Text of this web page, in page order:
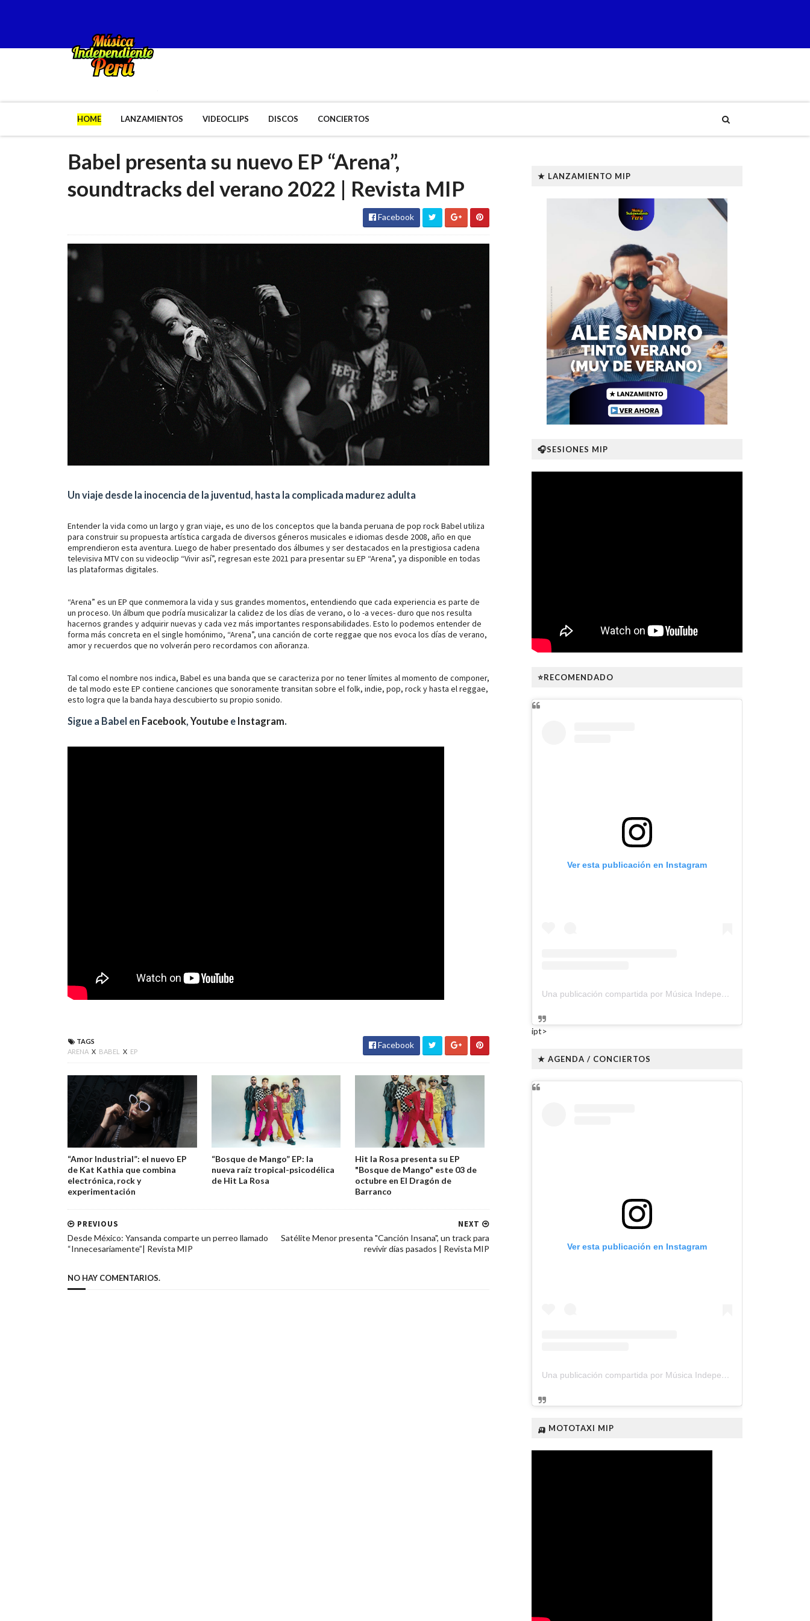
HOME LANZAMIENTOS VIDEOCLIPS DISCOS CONCIERTOS
Babel presenta su nuevo EP “Arena”,
soundtracks del verano 2022 | Revista MIP
Facebook
Un viaje desde la inocencia de la juventud, hasta la complicada madurez adulta
Entender la vida como un largo y gran viaje, es uno de los conceptos que la banda peruana de pop rock Babel utiliza
para construir su propuesta artística cargada de diversos géneros musicales e idiomas desde 2008, año en que
emprendieron esta aventura. Luego de haber presentado dos álbumes y ser destacados en la prestigiosa cadena
televisiva MTV con su videoclip “Vivir así”, regresan este 2021 para presentar su EP “Arena”, ya disponible en todas
las plataformas digitales.
“Arena” es un EP que conmemora la vida y sus grandes momentos, entendiendo que cada experiencia es parte de
un proceso. Un álbum que podría musicalizar la calidez de los días de verano, o lo -a veces- duro que nos resulta
hacernos grandes y adquirir nuevas y cada vez más importantes responsabilidades. Esto lo podemos entender de
forma más concreta en el single homónimo, “Arena”, una canción de corte reggae que nos evoca los días de verano,
amor y recuerdos que no volverán pero recordamos con añoranza.
Tal como el nombre nos indica, Babel es una banda que se caracteriza por no tener límites al momento de componer,
de tal modo este EP contiene canciones que sonoramente transitan sobre el folk, indie, pop, rock y hasta el reggae,
esto logra que la banda haya descubierto su propio sonido.
Sigue a Babel en Facebook Youtube e Instagram.
TAGS
ARENA X BABEL X EP
Facebook
“Amor Industrial”: el nuevo EP
de Kat Kathia que combina
electrónica, rock y
experimentación
“Bosque de Mango” EP: la
nueva raíz tropical-psicodélica
de Hit La Rosa
Hit la Rosa presenta su EP
"Bosque de Mango" este 03 de
octubre en El Dragón de
Barranco
NEXT
Satélite Menor presenta "Canción Insana", un track para
revivir días pasados | Revista MIP
PREVIOUS
Desde México: Yansanda comparte un perreo llamado
“Innecesariamente”| Revista MIP
NO HAY COMENTARIOS.
★ LANZAMIENTO MIP
🎧SESIONES MIP
⭐RECOMENDADO
Ver esta publicación en Instagram
Una publicación compartida por Música Independiente Perú 🇵🇪 (@musica.independiente.peru)
ipt>
★ AGENDA / CONCIERTOS
Ver esta publicación en Instagram
Una publicación compartida por Música Independiente Perú 🇵🇪 (@musica.independiente.peru)
🛺 MOTOTAXI MIP